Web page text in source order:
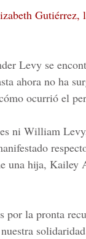
Gutiérrez,
Levy se
ahora no ha
ocurrió el
ni William
una hija, Kailey
por la pronta